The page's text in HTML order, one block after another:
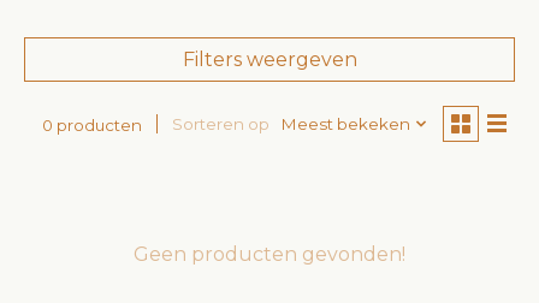
Filters weergeven
0 producten Sorteren op Meest bekeken
Geen producten gevonden!